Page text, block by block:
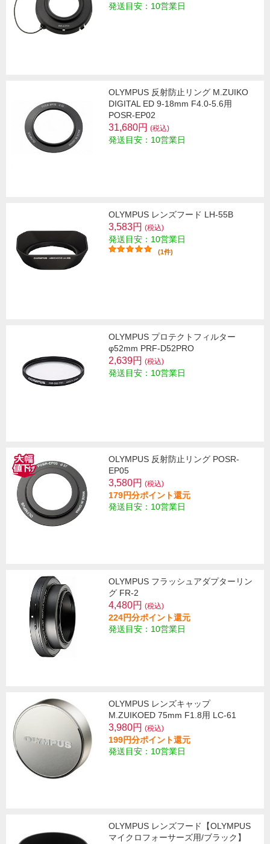
発送目安：10営業日
OLYMPUS 反射防止リング M.ZUIKO
DIGITAL ED 9-18mm F4.0-5.6用
POSR-EP02
31,680円 (税込)
発送目安：10営業日
OLYMPUS レンズフード LH-55B
3,583円 (税込)
発送目安：10営業日
(1件)
OLYMPUS プロテクトフィルター
φ52mm PRF-D52PRO
2,639円 (税込)
発送目安：10営業日
OLYMPUS 反射防止リング POSR-
EP05
3,580円 (税込)
179円分ポイント還元
発送目安：10営業日
OLYMPUS フラッシュアダプターリン
グ FR-2
4,480円 (税込)
224円分ポイント還元
発送目安：10営業日
OLYMPUS レンズキャップ
M.ZUIKOED 75mm F1.8用 LC-61
3,980円 (税込)
199円分ポイント還元
発送目安：10営業日
OLYMPUS レンズフード【OLYMPUS
マイクロフォーサーズ用/ブラック】